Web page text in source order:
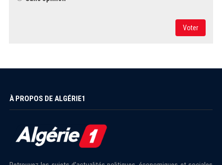
Voter
À PROPOS DE ALGÉRIE1